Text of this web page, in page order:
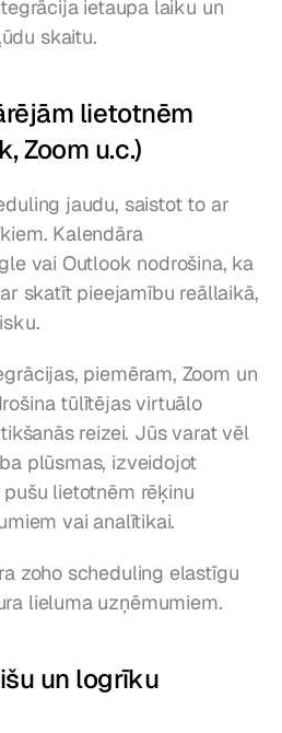
ietaupa laiku un
skaitu.
lietotnēm
Zoom u.c.)
jaudu, saistot to ar
Kalendāra
vai Outlook nodrošina, ka
skatīt pieejamību reāllaikā,
piemēram, Zoom un
tūlītējas virtuālo
reizei. Jūs varat vēl
plūsmas, izveidojot
lietotnēm rēķinu
vai analītikai.
zoho scheduling elastīgu
lieluma uzņēmumiem.
un logrīku